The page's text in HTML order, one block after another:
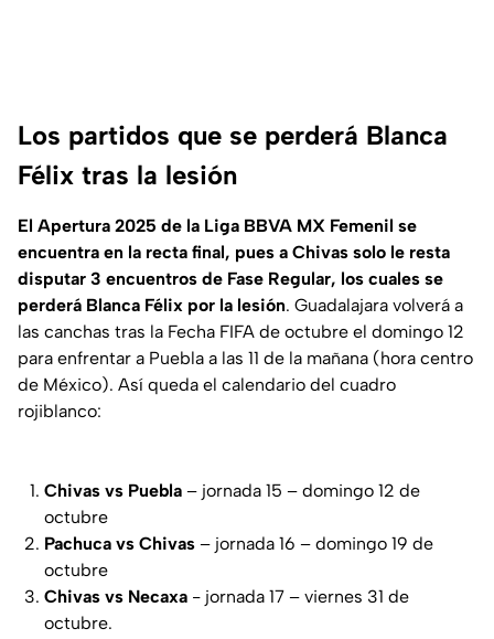
Los partidos que se perderá Blanca
Félix tras la lesión
El Apertura 2025 de la Liga BBVA MX Femenil se
encuentra en la recta final, pues a Chivas solo le resta
disputar 3 encuentros de Fase Regular, los cuales se
perderá Blanca Félix por la lesión. Guadalajara volverá a
las canchas tras la Fecha FIFA de octubre el domingo 12
para enfrentar a Puebla a las 11 de la mañana (hora centro
de México). Así queda el calendario del cuadro
rojiblanco:
Chivas vs Puebla – jornada 15 – domingo 12 de
octubre
Pachuca vs Chivas – jornada 16 – domingo 19 de
octubre
Chivas vs Necaxa - jornada 17 – viernes 31 de
octubre.